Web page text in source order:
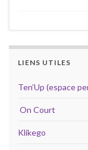
LIENS UTILES
Ten’Up (espace
On Court
Klikego